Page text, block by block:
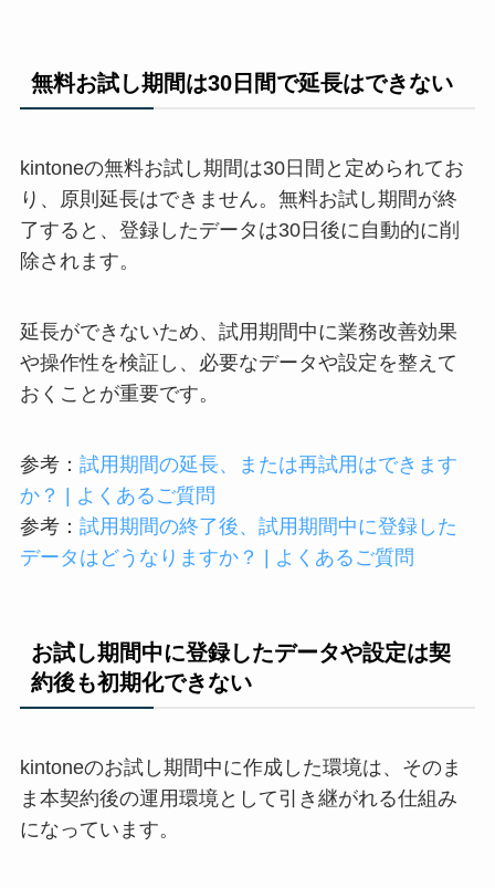
無料お試し期間は30日間で延長はできない
kintoneの無料お試し期間は30日間と定められてお
り、原則延長はできません。無料お試し期間が終
了すると、登録したデータは30日後に自動的に削
除されます。
延長ができないため、試用期間中に業務改善効果
や操作性を検証し、必要なデータや設定を整えて
おくことが重要です。
参考： 試用期間の延長、または再試用はできます
か？ | よくあるご質問
参考： 試用期間の終了後、試用期間中に登録した
データはどうなりますか？ | よくあるご質問
お試し期間中に登録したデータや設定は契
約後も初期化できない
kintoneのお試し期間中に作成した環境は、そのま
ま本契約後の運用環境として引き継がれる仕組み
になっています。